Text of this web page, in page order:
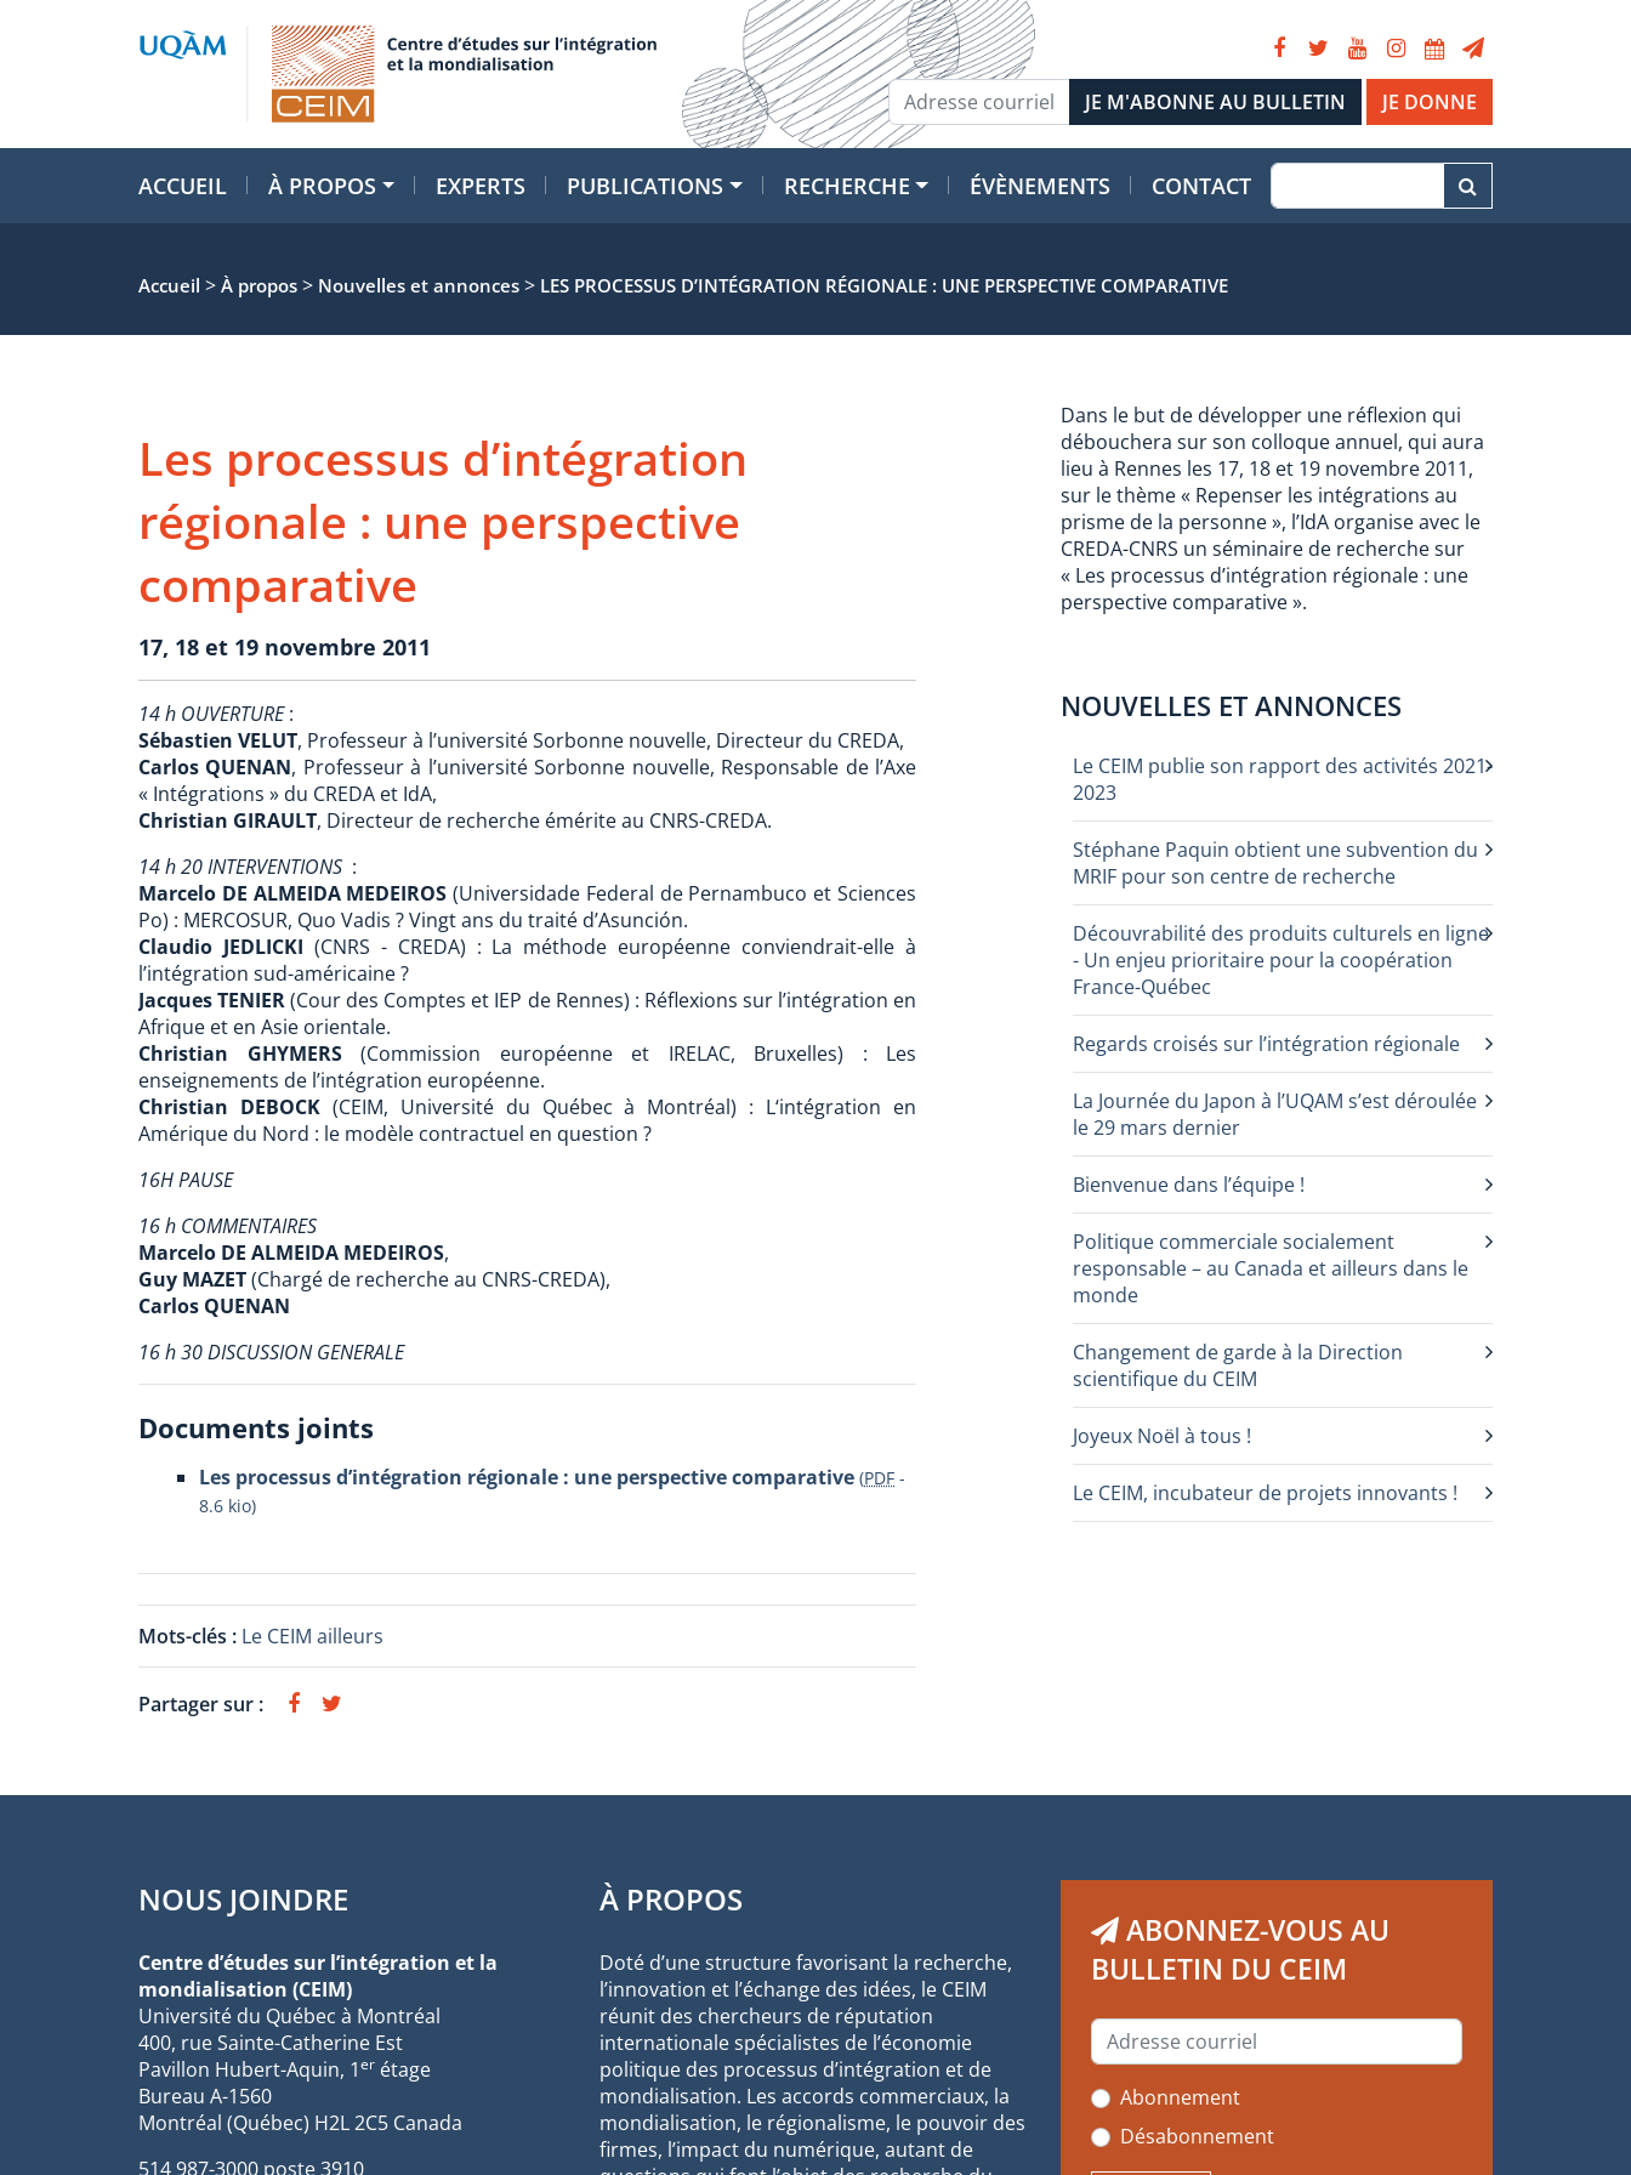
JE DONNE
ACCUEIL À PROPOS EXPERTS PUBLICATIONS RECHERCHE ÉVÈNEMENTS CONTACT
Accueil > À propos > Nouvelles et annonces > LES PROCESSUS D’INTÉGRATION RÉGIONALE : UNE PERSPECTIVE COMPARATIVE
Les processus d’intégration
régionale : une perspective
comparative
17, 18 et 19 novembre 2011
14 h OUVERTURE:
Sébastien VELUT, Professeur à l’université Sorbonne nouvelle, Directeur du CREDA,
Carlos QUENAN, Professeur à l’université Sorbonne nouvelle, Responsable de l’Axe
« Intégrations » du CREDA et IdA,
Christian GIRAULT, Directeur de recherche émérite au CNRS-CREDA.
14 h 20 INTERVENTIONS :
Marcelo DE ALMEIDA MEDEIROS (Universidade Federal de Pernambuco et Sciences
Po) : MERCOSUR, Quo Vadis ? Vingt ans du traité d’Asunción.
Claudio JEDLICKI (CNRS - CREDA) : La méthode européenne conviendrait-elle à
l’intégration sud-américaine ?
Jacques TENIER(Cour des Comptes et IEP de Rennes) : Réflexions sur l’intégration en
Afrique et en Asie orientale.
Christian GHYMERS(Commission européenne et IRELAC, Bruxelles) : Les
enseignements de l’intégration européenne.
Christian DEBOCK(CEIM, Université du Québec à Montréal) : L‘intégration en
Amérique du Nord : le modèle contractuel en question ?
16H PAUSE
16 h COMMENTAIRES
Marcelo DE ALMEIDA MEDEIROS,
Guy MAZET(Chargé de recherche au CNRS-CREDA),
Carlos QUENAN
16 h 30 DISCUSSION GENERALE
Documents joints
Les processus d’intégration régionale : une perspective comparative (PDF -
8.6 kio)
Mots-clés : Le CEIM ailleurs
Partager sur :
Dans le but de développer une réflexion qui
débouchera sur son colloque annuel, qui aura
lieu à Rennes les 17, 18 et 19 novembre 2011,
sur le thème « Repenser les intégrations au
prisme de la personne », l’IdA organise avec le
CREDA-CNRS un séminaire de recherche sur
« Les processus d’intégration régionale : une
perspective comparative ».
NOUVELLES ET ANNONCES
Le CEIM publie son rapport des activités 2021-
2023
Stéphane Paquin obtient une subvention du
MRIF pour son centre de recherche
Découvrabilité des produits culturels en ligne
- Un enjeu prioritaire pour la coopération
France-Québec
Regards croisés sur l’intégration régionale
La Journée du Japon à l’UQAM s’est déroulée
le 29 mars dernier
Bienvenue dans l’équipe !
Politique commerciale socialement
responsable – au Canada et ailleurs dans le
monde
Changement de garde à la Direction
scientifique du CEIM
Joyeux Noël à tous !
Le CEIM, incubateur de projets innovants !
NOUS JOINDRE
Centre d’études sur l’intégration et la
mondialisation (CEIM)
Université du Québec à Montréal
400, rue Sainte-Catherine Est
Pavillon Hubert-Aquin, 1er étage
Bureau A-1560
Montréal (Québec) H2L 2C5 Canada
514 987-3000 poste 3910
À PROPOS
Doté d’une structure favorisant la recherche,
l’innovation et l’échange des idées, le CEIM
réunit des chercheurs de réputation
internationale spécialistes de l’économie
politique des processus d’intégration et de
mondialisation. Les accords commerciaux, la
mondialisation, le régionalisme, le pouvoir des
firmes, l’impact du numérique, autant de
ABONNEZ-VOUS AU
BULLETIN DU CEIM
Abonnement
Désabonnement